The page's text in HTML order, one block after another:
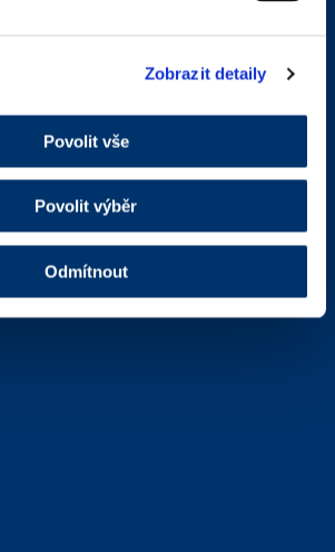
Zobrazit detaily
Povolit vše
Povolit výběr
Odmítnout